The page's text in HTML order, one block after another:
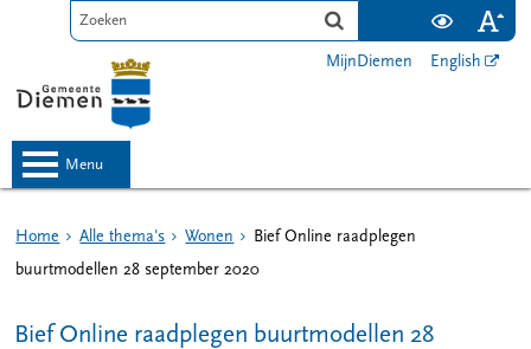
MijnDiemen English
menu
Home Alle thema's Wonen
Bief Online raadplegen
buurtmodellen 28 september 2020
Bief Online raadplegen buurtmodellen 28